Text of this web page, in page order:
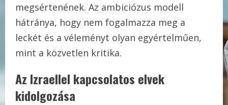
megsértenének. Az ambiciózus modell
hátránya, hogy nem fogalmazza meg a
leckét és a véleményt olyan egyértelműen,
mint a közvetlen kritika.
Az Izraellel kapcsolatos elvek
kidolgozása